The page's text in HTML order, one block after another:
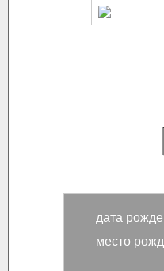
дата
место